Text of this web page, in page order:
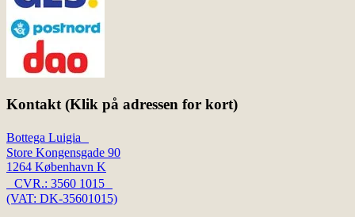
Kontakt (Klik på adressen for kort)
Bottega Luigia
Store Kongensgade 90
1264 København K
CVR.: 3560 1015
(VAT: DK-35601015)